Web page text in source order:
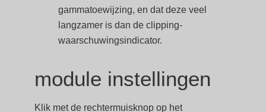
gammatoewijzing, en dat deze veel
langzamer is dan de clipping-
waarschuwingsindicator.
module instellingen
Klik met de rechtermuisknop op het